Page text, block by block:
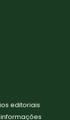
editoriais